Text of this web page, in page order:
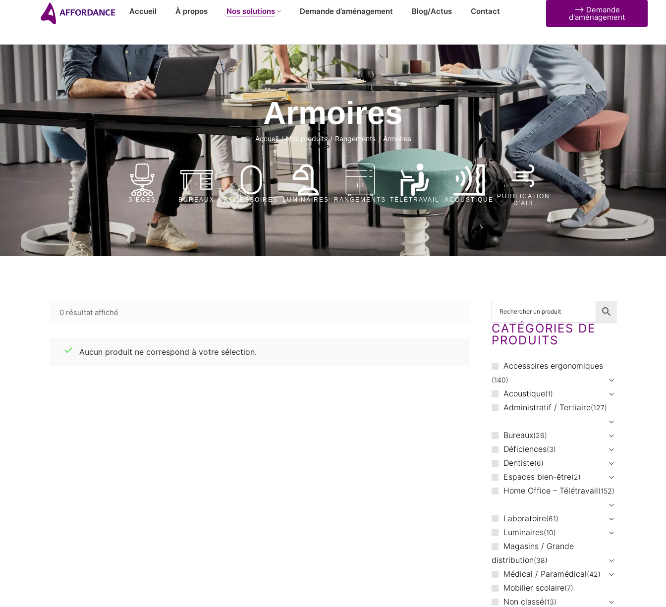
Accueil À propos Nos solutions Demande d’aménagement Blog/Actus Contact ⟶ Demande
d'aménagement
Armoires
Accueil / Nos produits / Rangements / Armoires
SIÈGES BUREAUX ACCESSOIRES LUMINAIRES RANGEMENTS TÉLÉTRAVAIL ACOUSTIQUE PURIFICATION
D'AIR
0 résultat affiché
Aucun produit ne correspond à votre sélection.
CATÉGORIES DE
PRODUITS
Accessoires ergonomiques
140
Acoustique 1
Administratif / Tertiaire 127
Bureaux 26
Déficiences 3
Dentiste 6
Espaces bien-être 2
Home Office – Télétravail 152
Laboratoire 61
Luminaires 10
Magasins / Grande
distribution 38
Médical / Paramédical 42
Mobilier scolaire 7
Non classé 13